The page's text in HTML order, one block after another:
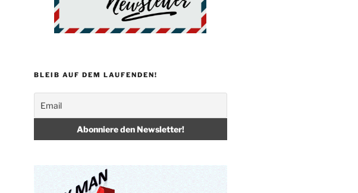
BLEIB AUF DEM LAUFENDEN!